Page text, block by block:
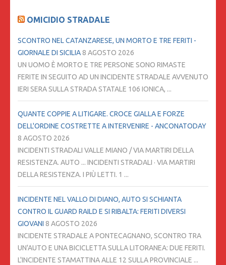
OMICIDIO STRADALE
SCONTRO NEL CATANZARESE, UN MORTO E TRE FERITI -
GIORNALE DI SICILIA8 AGOSTO 2026
UN UOMO È MORTO E TRE PERSONE SONO RIMASTE
FERITE IN SEGUITO AD UN INCIDENTE STRADALE AVVENUTO
IERI SERA SULLA STRADA STATALE 106 IONICA, ...
QUANTE COPPIE A LITIGARE. CROCE GIALLA E FORZE
DELL'ORDINE COSTRETTE A INTERVENIRE - ANCONATODAY
8 AGOSTO 2026
INCIDENTI STRADALI VALLE MIANO / VIA MARTIRI DELLA
RESISTENZA. AUTO ... INCIDENTI STRADALI · VIA MARTIRI
DELLA RESISTENZA. I PIÙ LETTI. 1 ...
INCIDENTE NEL VALLO DI DIANO, AUTO SI SCHIANTA
CONTRO IL GUARD RAILD E SI RIBALTA: FERITI DIVERSI
GIOVANI 8 AGOSTO 2026
INCIDENTE STRADALE A PONTECAGNANO, SCONTRO TRA
UN'AUTO E UNA BICICLETTA SULLA LITORANEA: DUE FERITI.
L'INCIDENTE STAMATTINA ALLE 12 SULLA PROVINCIALE ...